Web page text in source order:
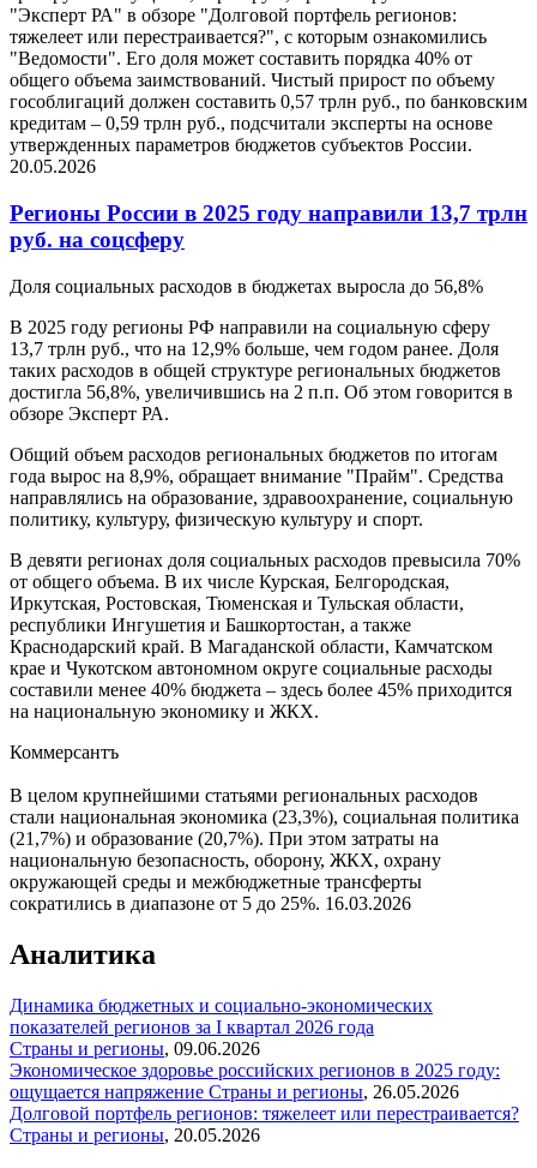
"Эксперт РА" в обзоре "Долговой портфель регионов:
тяжелеет или перестраивается?", с которым ознакомились
"Ведомости". Его доля может составить порядка 40% от
общего объема заимствований. Чистый прирост по объему
гособлигаций должен составить 0,57 трлн руб., по банковским
кредитам – 0,59 трлн руб., подсчитали эксперты на основе
утвержденных параметров бюджетов субъектов России.
20.05.2026
Регионы России в 2025 году направили 13,7 трлн
руб. на соцсферу
Доля социальных расходов в бюджетах выросла до 56,8%
В 2025 году регионы РФ направили на социальную сферу
13,7 трлн руб., что на 12,9% больше, чем годом ранее. Доля
таких расходов в общей структуре региональных бюджетов
достигла 56,8%, увеличившись на 2 п.п. Об этом говорится в
обзоре Эксперт РА.
Общий объем расходов региональных бюджетов по итогам
года вырос на 8,9%, обращает внимание "Прайм". Средства
направлялись на образование, здравоохранение, социальную
политику, культуру, физическую культуру и спорт.
В девяти регионах доля социальных расходов превысила 70%
от общего объема. В их числе Курская, Белгородская,
Иркутская, Ростовская, Тюменская и Тульская области,
республики Ингушетия и Башкортостан, а также
Краснодарский край. В Магаданской области, Камчатском
крае и Чукотском автономном округе социальные расходы
составили менее 40% бюджета – здесь более 45% приходится
на национальную экономику и ЖКХ.
Коммерсантъ
В целом крупнейшими статьями региональных расходов
стали национальная экономика (23,3%), социальная политика
(21,7%) и образование (20,7%). При этом затраты на
национальную безопасность, оборону, ЖКХ, охрану
окружающей среды и межбюджетные трансферты
сократились в диапазоне от 5 до 25%. 16.03.2026
Аналитика
Динамика бюджетных и социально-экономических
показателей регионов за I квартал 2026 года
Страны и регионы, 09.06.2026
Экономическое здоровье российских регионов в 2025 году:
ощущается напряжение Страны и регионы, 26.05.2026
Долговой портфель регионов: тяжелеет или перестраивается?
Страны и регионы, 20.05.2026